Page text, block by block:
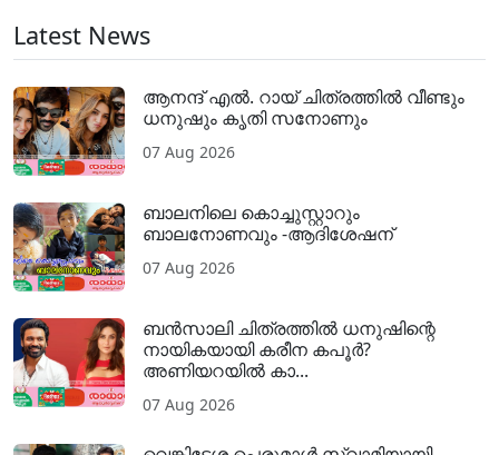
Latest News
ആനന്ദ് എൽ. റായ് ചിത്രത്തിൽ വീണ്ടും
ധനുഷും കൃതി സനോണും
07 Aug 2026
ബാലനിലെ കൊച്ചുസ്റ്റാറും
ബാലനോണവും -ആദിശേഷന്
07 Aug 2026
ബൻസാലി ചിത്രത്തിൽ ധനുഷിന്റെ
നായികയായി കരീന കപൂർ?
അണിയറയിൽ കാ...
07 Aug 2026